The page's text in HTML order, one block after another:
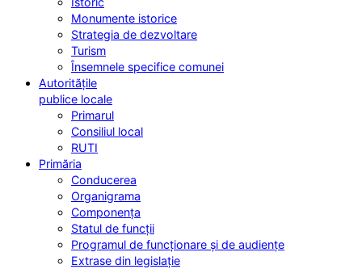
Monumente istorice
Strategia de dezvoltare
Turism
Însemnele specifice comunei
Autoritățile
publice locale
Primarul
Consiliul local
RUTI
Primăria
Conducerea
Organigrama
Componența
Statul de funcții
Programul de funcționare și de audiențe
Extrase din legislație